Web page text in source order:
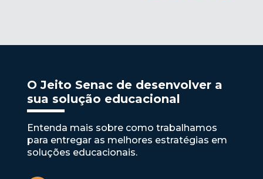
O Jeito Senac de desenvolver a
sua solução educacional
Entenda mais sobre como trabalhamos
para entregar as melhores estratégias em
soluções educacionais.